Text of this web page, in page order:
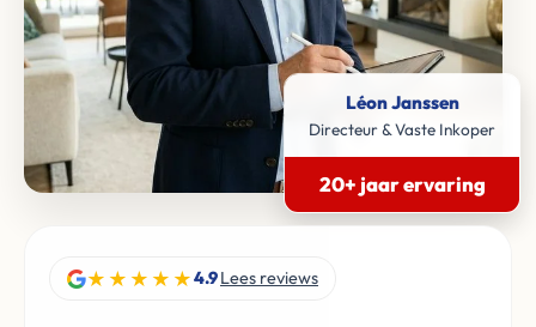
Léon Janssen
Directeur & Vaste Inkoper
20+ jaar ervaring
★★★★★4.9Lees reviews